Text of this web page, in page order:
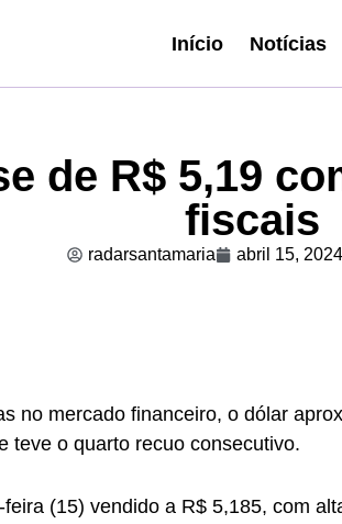
Início Notícias
de R$ 5,19
fiscais
radarsantamaria abril 15, 2024
no mercado financeiro, o dólar
teve o quarto recuo consecutivo.
(15) vendido a R$ 5,185, com